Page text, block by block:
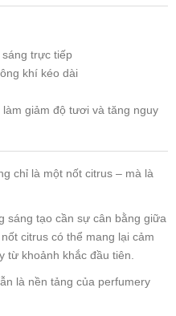
trực tiếp
khí kéo dài
giảm độ tươi và tăng nguy
chỉ là một nốt citrus – mà là
sáng tạo cần sự cân bằng giữa
citrus có thể mang lại cảm
từ khoảnh khắc đầu tiên.
là nền tảng của perfumery